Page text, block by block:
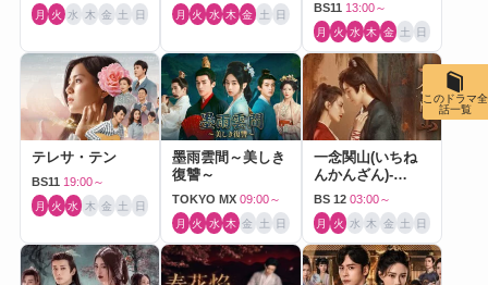
月 火 水 木 金 土 日 月 火 水 木 金 土 日 BS11 13:00～
月 火 水 木 金 土 日
テレサ・テン
BS11 19:00～
月 火 水 木 金 土 日
墨雨雲間～美しき
復讐～
TOKYO MX 09:00～
月 火 水 木 金 土 日
一念関山(いちね
んかんざん)-
Journey to Love-
BS 12 03:00～
月 火 水 木 金 土 日
このドラマ全
話一覧